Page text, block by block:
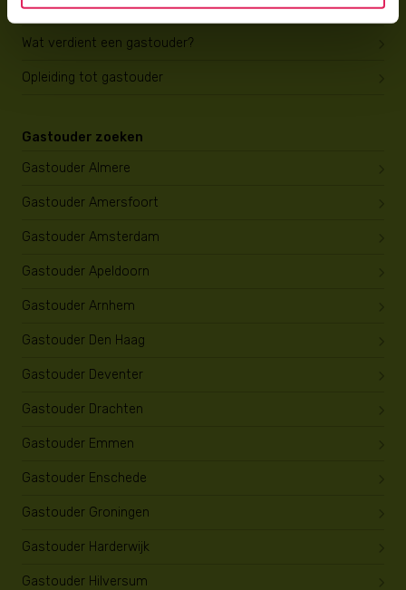
Gastouder worden
Wat verdient een gastouder?
Opleiding tot gastouder
Gastouder zoeken
Gastouder Almere
Gastouder Amersfoort
Gastouder Amsterdam
Gastouder Apeldoorn
Gastouder Arnhem
Gastouder Den Haag
Gastouder Deventer
Gastouder Drachten
Gastouder Emmen
Gastouder Enschede
Gastouder Groningen
Gastouder Harderwijk
Gastouder Hilversum